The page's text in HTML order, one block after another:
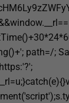
path=/;